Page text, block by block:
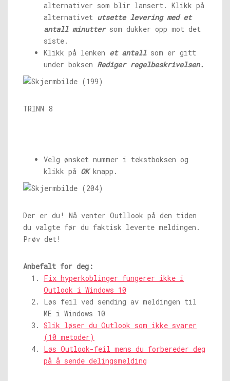
alternativer som blir lansert. Klikk på
alternativet utsette levering med et
antall minutter som dukker opp mot det
siste.
Klikk på lenken et antall som er gitt
under boksen Rediger regelbeskrivelsen.
TRINN 8
Velg ønsket nummer i tekstboksen og
klikk på OK knapp.
Der er du! Nå venter Outllook på den tiden
du valgte før du faktisk leverte meldingen.
Prøv det!
Anbefalt for deg:
Fix hyperkoblinger fungerer ikke i
Outlook i Windows 10
Løs feil ved sending av meldingen til
ME i Windows 10
Slik løser du Outlook som ikke svarer
(10 metoder)
Løs Outlook-feil mens du forbereder deg
på å sende delingsmelding